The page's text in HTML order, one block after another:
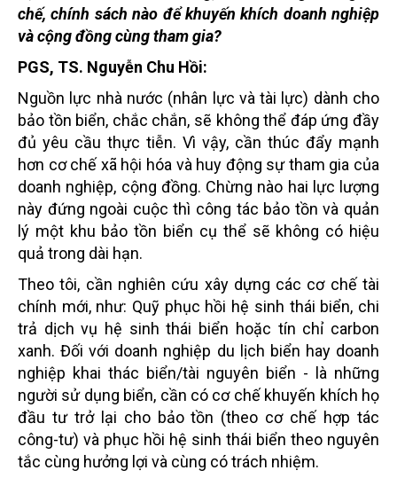
chế, chính sách nào để khuyến khích doanh nghiệp
và cộng đồng cùng tham gia?
PGS, TS. Nguyễn Chu Hồi:
Nguồn lực nhà nước (nhân lực và tài lực) dành cho
bảo tồn biển, chắc chắn, sẽ không thể đáp ứng đầy
đủ yêu cầu thực tiễn. Vì vậy, cần thúc đẩy mạnh
hơn cơ chế xã hội hóa và huy động sự tham gia của
doanh nghiệp, cộng đồng. Chừng nào hai lực lượng
này đứng ngoài cuộc thì công tác bảo tồn và quản
lý một khu bảo tồn biển cụ thể sẽ không có hiệu
quả trong dài hạn.
Theo tôi, cần nghiên cứu xây dựng các cơ chế tài
chính mới, như: Quỹ phục hồi hệ sinh thái biển, chi
trả dịch vụ hệ sinh thái biển hoặc tín chỉ carbon
xanh. Đối với doanh nghiệp du lịch biển hay doanh
nghiệp khai thác biển/tài nguyên biển - là những
người sử dụng biển, cần có cơ chế khuyến khích họ
đầu tư trở lại cho bảo tồn (theo cơ chế hợp tác
công-tư) và phục hồi hệ sinh thái biển theo nguyên
tắc cùng hưởng lợi và cùng có trách nhiệm.